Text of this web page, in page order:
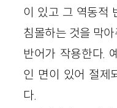
이 있고 그 역동적
침몰하는 것을 막
반어가 작용한다.
인 면이 있어 절제
다.